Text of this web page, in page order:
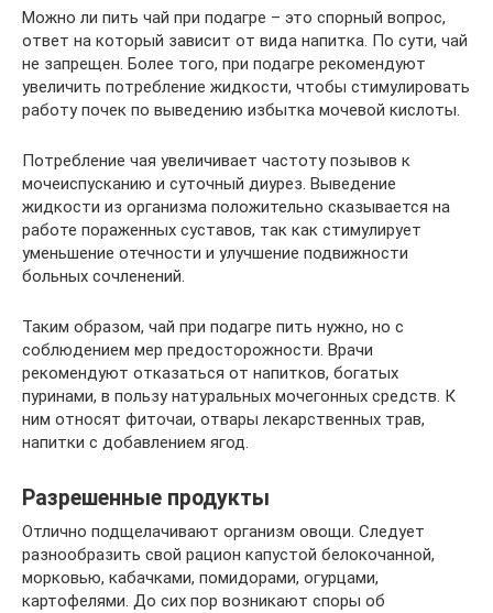
Можно ли пить чай при подагре – это спорный вопрос,
ответ на который зависит от вида напитка. По сути, чай
не запрещен. Более того, при подагре рекомендуют
увеличить потребление жидкости, чтобы стимулировать
работу почек по выведению избытка мочевой кислоты.
Потребление чая увеличивает частоту позывов к
мочеиспусканию и суточный диурез. Выведение
жидкости из организма положительно сказывается на
работе пораженных суставов, так как стимулирует
уменьшение отечности и улучшение подвижности
больных сочленений.
Таким образом, чай при подагре пить нужно, но с
соблюдением мер предосторожности. Врачи
рекомендуют отказаться от напитков, богатых
пуринами, в пользу натуральных мочегонных средств. К
ним относят фиточаи, отвары лекарственных трав,
напитки с добавлением ягод.
Разрешенные продукты
Отлично подщелачивают организм овощи. Следует
разнообразить свой рацион капустой белокочанной,
морковью, кабачками, помидорами, огурцами,
картофелями. До сих пор возникают споры об